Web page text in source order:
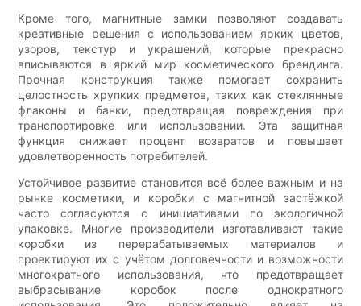
Кроме того, магнитные замки позволяют создавать
креативные решения с использованием ярких цветов,
узоров, текстур и украшений, которые прекрасно
вписываются в яркий мир косметического брендинга.
Прочная конструкция также помогает сохранить
целостность хрупких предметов, таких как стеклянные
флаконы и банки, предотвращая повреждения при
транспортировке или использовании. Эта защитная
функция снижает процент возвратов и повышает
удовлетворенность потребителей.
Устойчивое развитие становится всё более важным и на
рынке косметики, и коробки с магнитной застёжкой
часто согласуются с инициативами по экологичной
упаковке. Многие производители изготавливают такие
коробки из перерабатываемых материалов и
проектируют их с учётом долговечности и возможности
многократного использования, что предотвращает
выбрасывание коробок после однократного